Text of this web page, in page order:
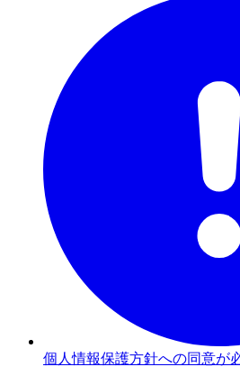
個人情報保護方針への同意が